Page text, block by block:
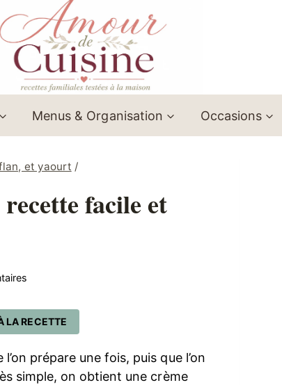
Menus & Organisation Occasions
et yaourt /
facile et
LA RECETTE
prépare une fois, puis que l’on
simple, on obtient une crème